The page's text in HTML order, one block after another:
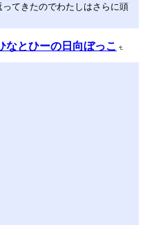
てきたのでわたしはさらに頭
なとひーの日向ぼっこ